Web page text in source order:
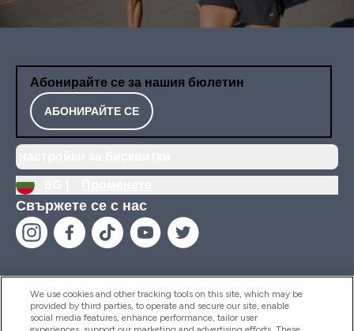
Абонирайте се за нашия бюлетин
АБОНИРАЙТЕ СЕ
Свържете се с нас
Помощ И Информация
We use cookies and other tracking tools on this site, which may be
provided by third parties, to operate and secure our site, enable
social media features, enhance performance, tailor user